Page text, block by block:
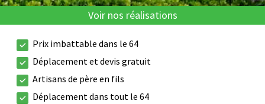
Voir nos réalisations
Prix imbattable dans le 64
Déplacement et devis gratuit
Artisans de père en fils
Déplacement dans tout le 64